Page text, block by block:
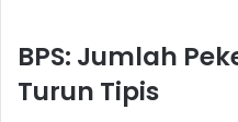
BPS: Jumlah
Turun Tipis